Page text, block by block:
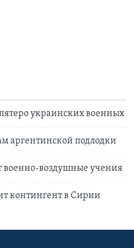
украинских военных
аргентинской подлодки
воздушные учения
контингент в Сирии